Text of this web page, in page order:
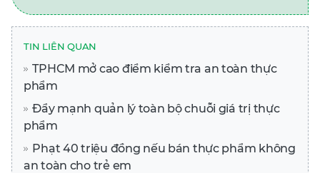
TIN LIÊN QUAN
TPHCM mở cao điểm kiểm tra an toàn thực
phẩm
Đẩy mạnh quản lý toàn bộ chuỗi giá trị thực
phẩm
Phạt 40 triệu đồng nếu bán thực phẩm không
an toàn cho trẻ em